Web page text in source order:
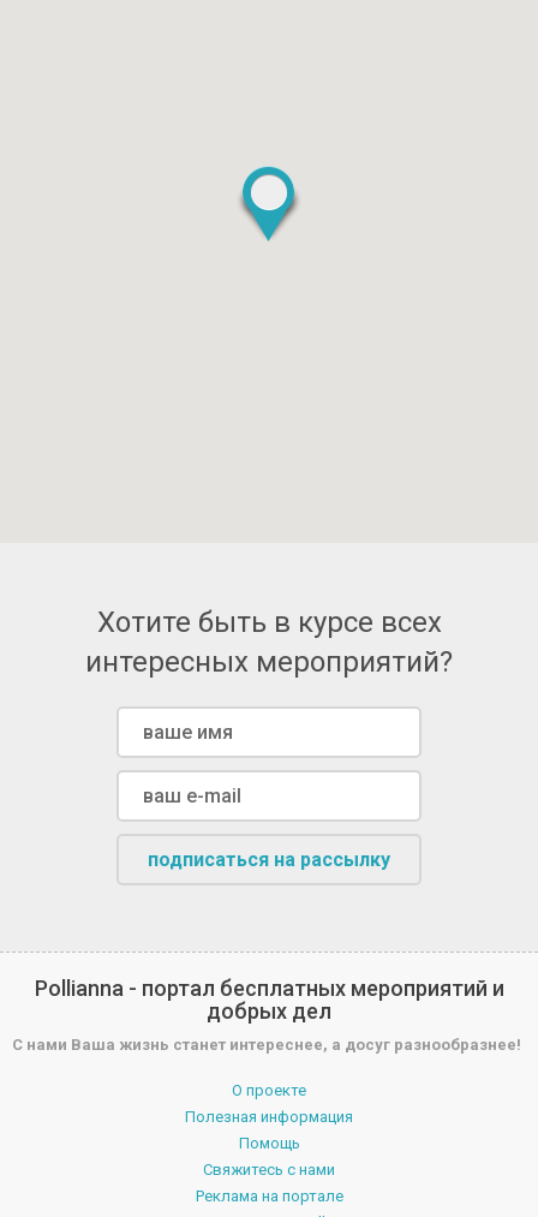
Хотите быть в курсе всех
интересных мероприятий?
подписаться на рассылку
Pollianna - портал бесплатных мероприятий и
добрых дел
С нами Ваша жизнь станет интереснее, а досуг разнообразнее!
О проекте
Полезная информация
Помощь
Свяжитесь с нами
Реклама на портале